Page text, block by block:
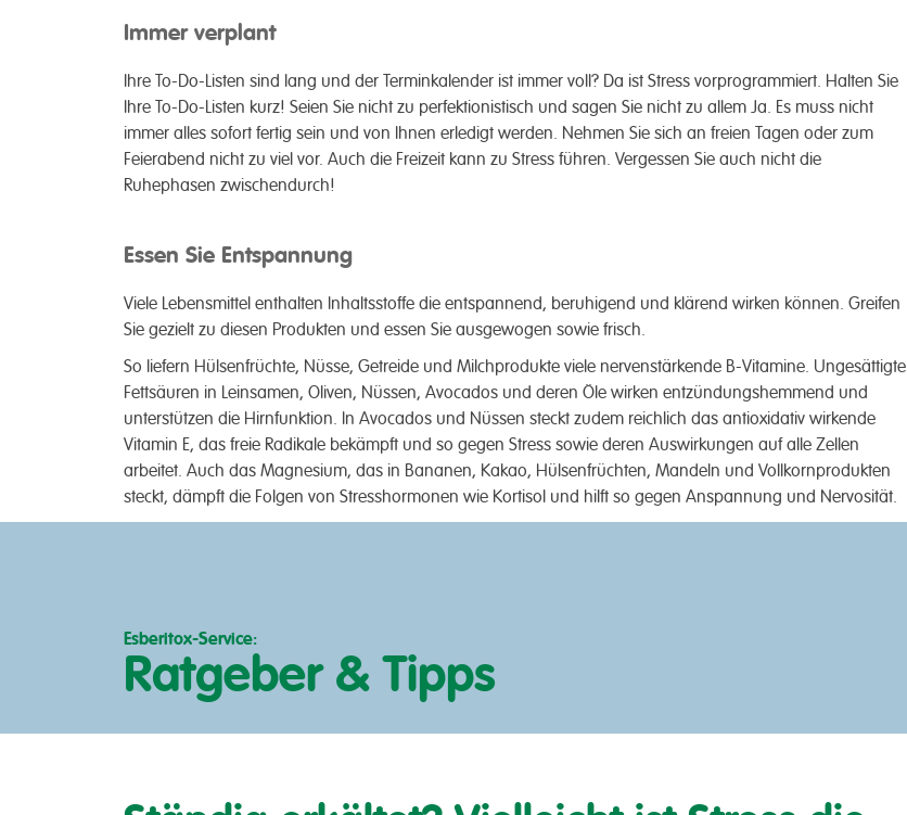
Immer verplant
Ihre To-Do-Listen sind lang und der Terminkalender ist immer voll? Da ist Stress vorprogrammiert. Halten Sie
Ihre To-Do-Listen kurz! Seien Sie nicht zu perfektionistisch und sagen Sie nicht zu allem Ja. Es muss nicht
immer alles sofort fertig sein und von Ihnen erledigt werden. Nehmen Sie sich an freien Tagen oder zum
Feierabend nicht zu viel vor. Auch die Freizeit kann zu Stress führen. Vergessen Sie auch nicht die
Ruhephasen zwischendurch!
Essen Sie Entspannung
Viele Lebensmittel enthalten Inhaltsstoffe die entspannend, beruhigend und klärend wirken können. Greifen
Sie gezielt zu diesen Produkten und essen Sie ausgewogen sowie frisch.
So liefern Hülsenfrüchte, Nüsse, Getreide und Milchprodukte viele nervenstärkende B-Vitamine. Ungesättigte
Fettsäuren in Leinsamen, Oliven, Nüssen, Avocados und deren Öle wirken entzündungshemmend und
unterstützen die Hirnfunktion. In Avocados und Nüssen steckt zudem reichlich das antioxidativ wirkende
Vitamin E, das freie Radikale bekämpft und so gegen Stress sowie deren Auswirkungen auf alle Zellen
arbeitet. Auch das Magnesium, das in Bananen, Kakao, Hülsenfrüchten, Mandeln und Vollkornprodukten
steckt, dämpft die Folgen von Stresshormonen wie Kortisol und hilft so gegen Anspannung und Nervosität.
Esberitox-Service:
Ratgeber & Tipps